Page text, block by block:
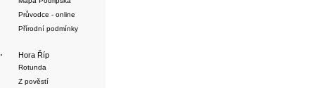
Průvodce - online
Přírodní podmínky
· Hora Říp
Rotunda
Z pověstí